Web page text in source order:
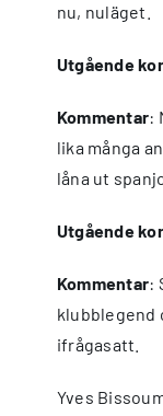
nu, nuläget.
Utgående
Kommentar:
lika många
låna ut
Utgående
Kommentar:
klubblegend
ifrågasatt.
Yves